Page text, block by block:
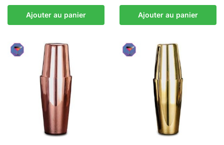
Ajouter au panier Ajouter au panier